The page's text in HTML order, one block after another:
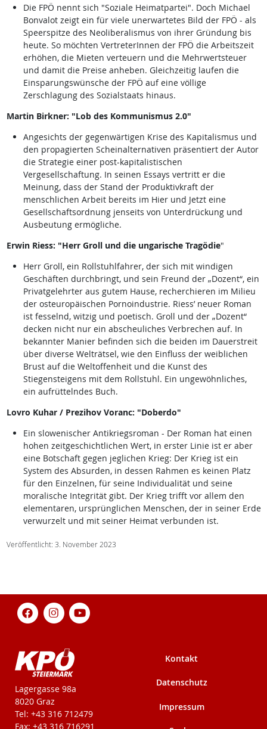
Die FPÖ nennt sich "Soziale Heimatpartei". Doch Michael
Bonvalot zeigt ein für viele unerwartetes Bild der FPÖ - als
Speerspitze des Neoliberalismus von ihrer Gründung bis
heute. So möchten VertreterInnen der FPÖ die Arbeitszeit
erhöhen, die Mieten verteuern und die Mehrwertsteuer
und damit die Preise anheben. Gleichzeitig laufen die
Einsparungswünsche der FPÖ auf eine völlige
Zerschlagung des Sozialstaats hinaus.
Martin Birkner: "Lob des Kommunismus 2.0"
Angesichts der gegenwärtigen Krise des Kapitalismus und
den propagierten Scheinalternativen präsentiert der Autor
die Strategie einer post-kapitalistischen
Vergesellschaftung. In seinen Essays vertritt er die
Meinung, dass der Stand der Produktivkraft der
menschlichen Arbeit bereits im Hier und Jetzt eine
Gesellschaftsordnung jenseits von Unterdrückung und
Ausbeutung ermögliche.
Erwin Riess: "Herr Groll und die ungarische Tragödie"
Herr Groll, ein Rollstuhlfahrer, der sich mit windigen
Geschäften durchbringt, und sein Freund der „Dozent“, ein
Privatgelehrter aus gutem Hause, recherchieren im Milieu
der osteuropäischen Pornoindustrie. Riess’ neuer Roman
ist fesselnd, witzig und poetisch. Groll und der „Dozent“
decken nicht nur ein abscheuliches Verbrechen auf. In
bekannter Manier befinden sich die beiden im Dauerstreit
über diverse Welträtsel, wie den Einfluss der weiblichen
Brust auf die Weltoffenheit und die Kunst des
Stiegensteigens mit dem Rollstuhl. Ein ungewöhnliches,
ein aufrüttelndes Buch.
Lovro Kuhar / Prezihov Voranc: "Doberdo"
Ein slowenischer Antikriegsroman - Der Roman hat einen
hohen zeitgeschichtlichen Wert, in erster Linie ist er aber
eine Botschaft gegen jeglichen Krieg: Der Krieg ist ein
System des Absurden, in dessen Rahmen es keinen Platz
für den Einzelnen, für seine Individualität und seine
moralische Integrität gibt. Der Krieg trifft vor allem den
elementaren, ursprünglichen Menschen, der in seiner Erde
verwurzelt und mit seiner Heimat verbunden ist.
Veröffentlicht: 3. November 2023
KPÖ-Steiermark
Lagergasse 98a
8020 Graz
Tel: +43 316 712479
Fax: +43 316 716291
Kontakt
Datenschutz
Impressum